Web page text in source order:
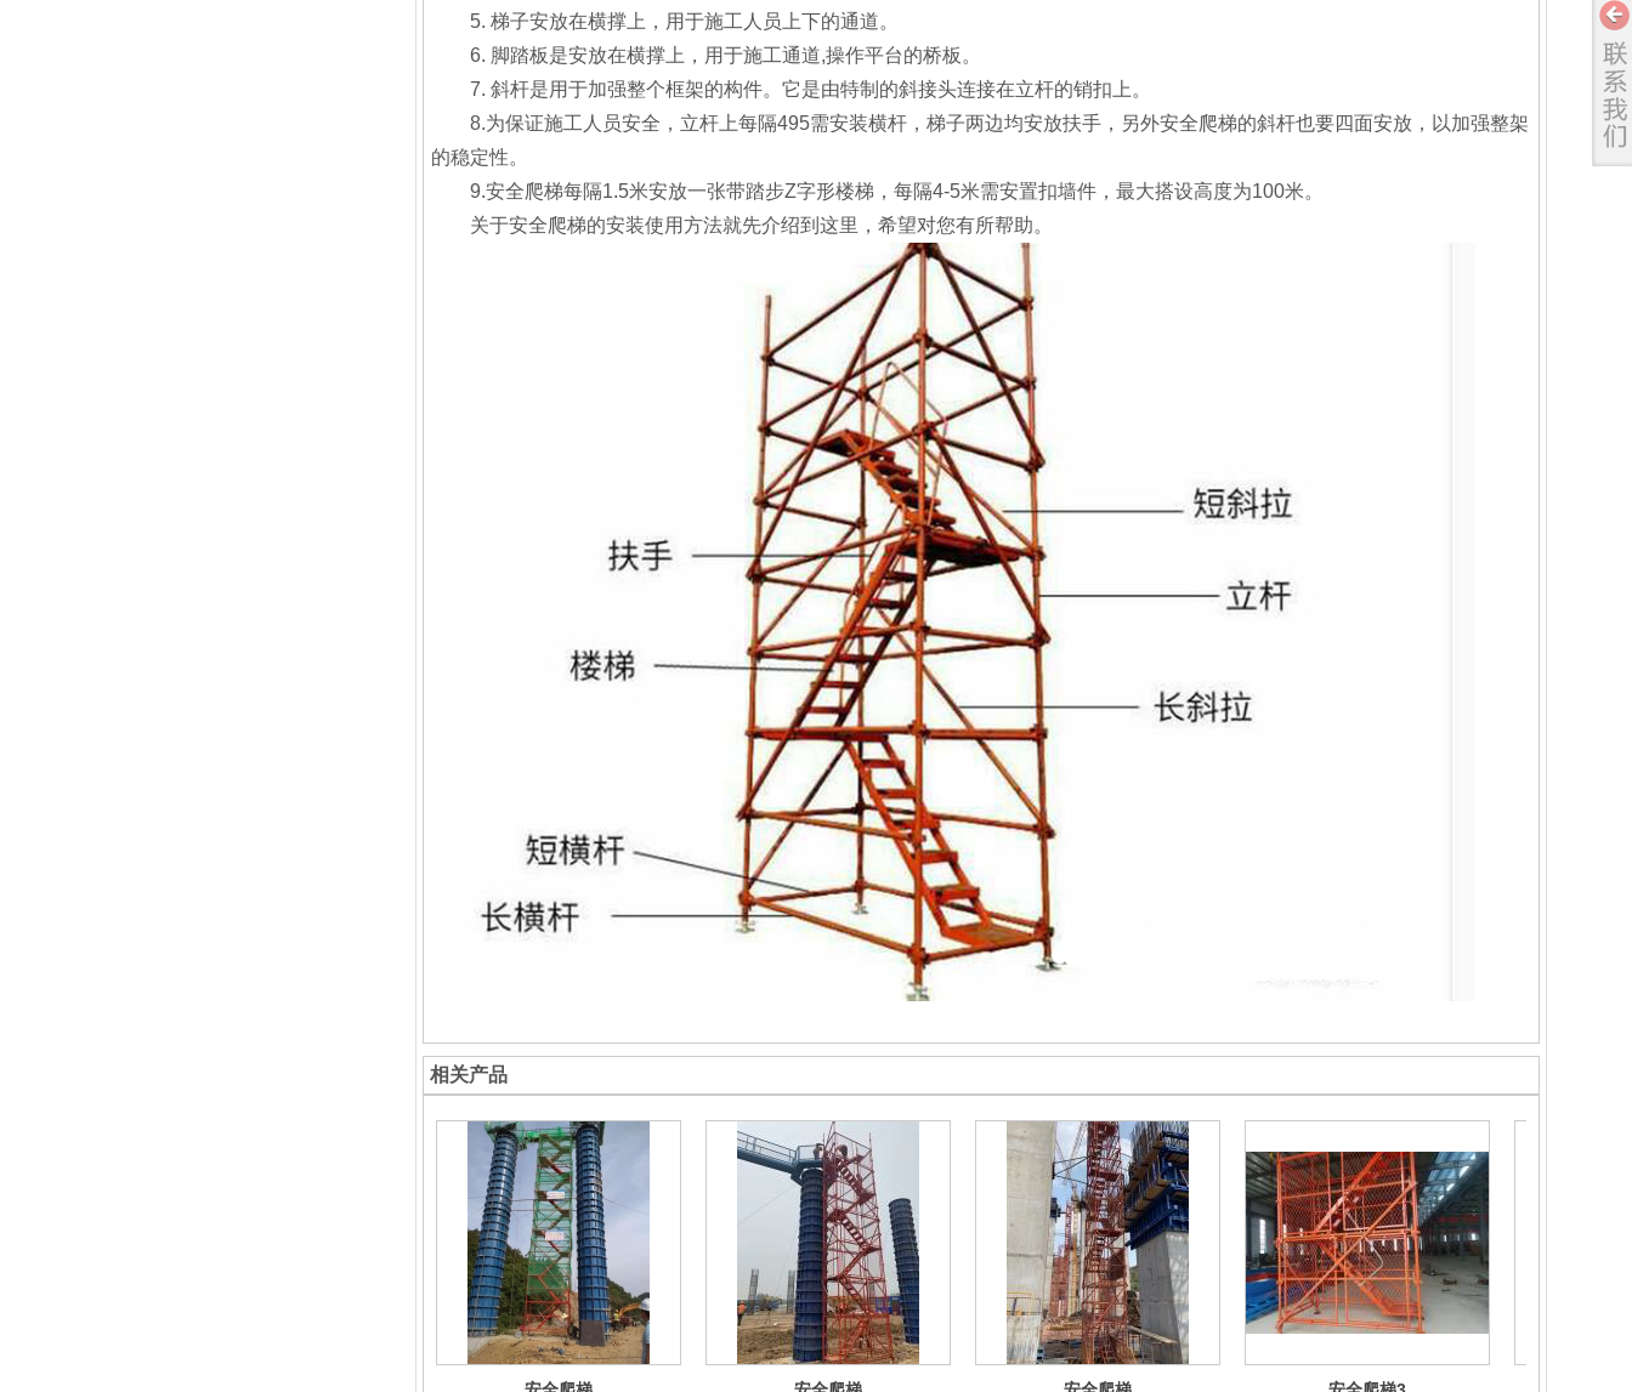
5. 梯子安放在横撑上，用于施工人员上下的通道。
6. 脚踏板是安放在横撑上，用于施工通道,操作平台的桥板。
7. 斜杆是用于加强整个框架的构件。它是由特制的斜接头连接在立杆的销扣上。
8.为保证施工人员安全，立杆上每隔495需安装横杆，梯子两边均安放扶手，另外安全爬梯的斜杆也要四面安放，以加强整架
的稳定性。
9.安全爬梯每隔1.5米安放一张带踏步Z字形楼梯，每隔4-5米需安置扣墙件，最大搭设高度为100米。
关于安全爬梯的安装使用方法就先介绍到这里，希望对您有所帮助。
相关产品